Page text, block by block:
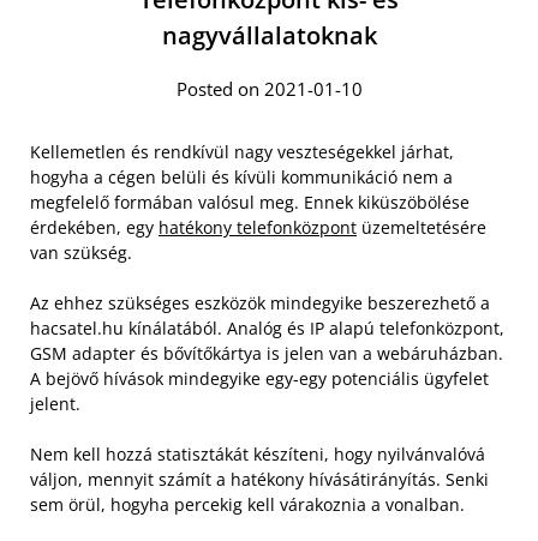
nagyvállalatoknak
Posted on 2021-01-10
Kellemetlen és rendkívül nagy veszteségekkel járhat,
hogyha a cégen belüli és kívüli kommunikáció nem a
megfelelő formában valósul meg. Ennek kiküszöbölése
érdekében, egy hatékony telefonközpont üzemeltetésére
van szükség.
Az ehhez szükséges eszközök mindegyike beszerezhető a
hacsatel.hu kínálatából. Analóg és IP alapú telefonközpont,
GSM adapter és bővítőkártya is jelen van a webáruházban.
A bejövő hívások mindegyike egy-egy potenciális ügyfelet
jelent.
Nem kell hozzá statisztákát készíteni, hogy nyilvánvalóvá
váljon, mennyit számít a hatékony hívásátirányítás. Senki
sem örül, hogyha percekig kell várakoznia a vonalban.